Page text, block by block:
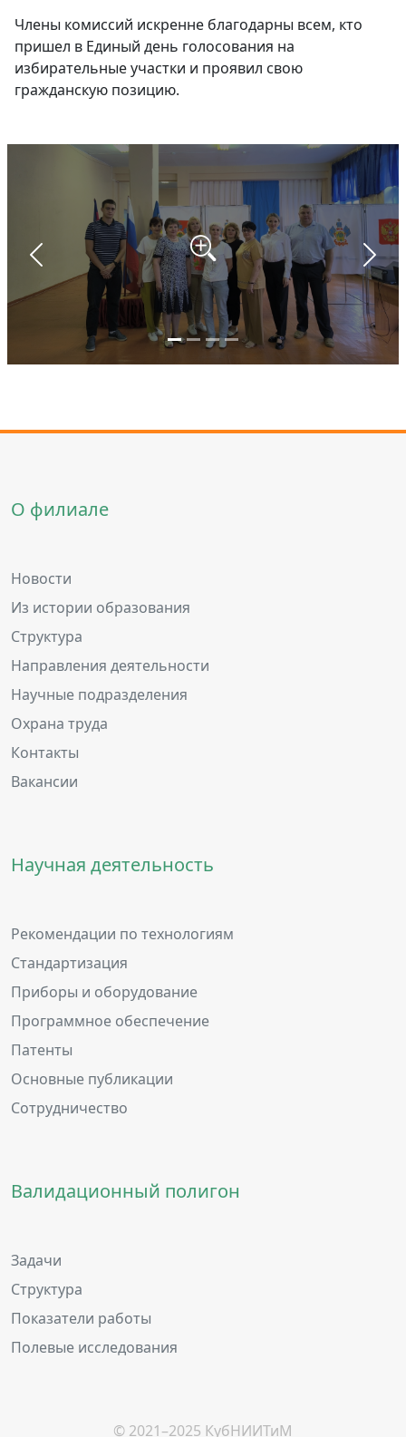
Члены комиссий искренне благодарны всем, кто
пришел в Единый день голосования на
избирательные участки и проявил свою
гражданскую позицию.
Назад
О филиале
Новости
Из истории образования
Структура
Направления деятельности
Научные подразделения
Охрана труда
Контакты
Вакансии
Научная деятельность
Рекомендации по технологиям
Стандартизация
Приборы и оборудование
Программное обеспечение
Патенты
Основные публикации
Сотрудничество
Валидационный полигон
Задачи
Структура
Показатели работы
Полевые исследования
© 2021–2025 КубНИИТиМ